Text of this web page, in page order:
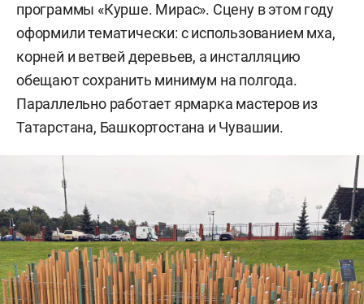
программы «Курше. Мирас». Сцену в этом году
оформили тематически: с использованием мха,
корней и ветвей деревьев, а инсталляцию
обещают сохранить минимум на полгода.
Параллельно работает ярмарка мастеров из
Татарстана, Башкортостана и Чувашии.